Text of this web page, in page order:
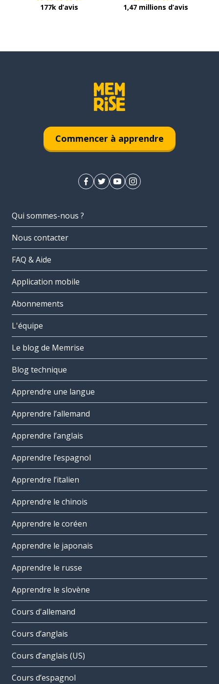
177k d’avis 1,47 millions d’avis
Commencer à apprendre
Qui sommes-nous ?
Nous contacter
FAQ & Aide
Application mobile
Abonnements
L'équipe
Le blog de Memrise
Blog technique
Apprendre une langue
Apprendre l’allemand
Apprendre l’anglais
Apprendre l’espagnol
Apprendre l’italien
Apprendre le chinois
Apprendre le coréen
Apprendre le japonais
Apprendre le russe
Apprendre le slovène
Cours d'allemand
Cours d’anglais
Cours d’anglais (US)
Cours d’espagnol